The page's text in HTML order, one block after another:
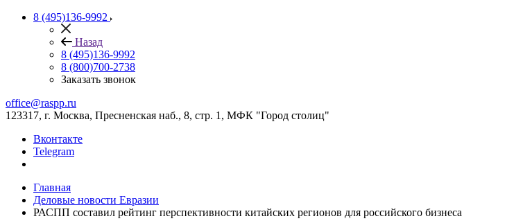
8 (495)136-9992
Назад
8 (495)136-9992
8 (800)700-2738
Заказать звонок
office@raspp.ru
123317, г. Москва, Пресненская наб., 8, стр. 1, МФК "Город столиц"
Вконтакте
Telegram
Главная
Деловые новости Евразии
РАСПП составил рейтинг перспективности китайских регионов для российского бизнеса